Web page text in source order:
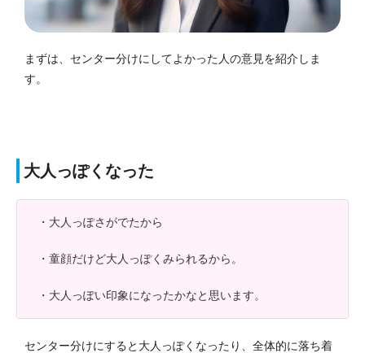
まずは、センター分けにしてよかった人の意見を紹介しま
す。
大人っぽくなった
・大人っぽさがでたから
・童顔だけど大人っぽくみられるから。
・大人っぽい印象になったかなと思います。
センター分けにすると大人っぽくなったり、全体的に落ち着